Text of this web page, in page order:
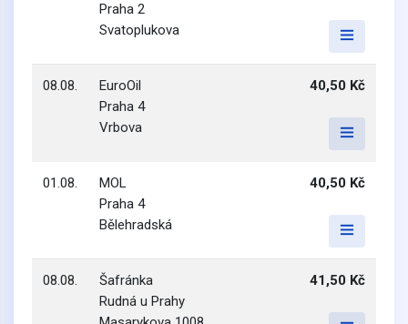
Praha 2
Svatoplukova
08.08.
EuroOil
Praha 4
Vrbova
40,50 Kč
01.08.
MOL
Praha 4
Bělehradská
40,50 Kč
08.08.
Šafránka
Rudná u Prahy
41,50 Kč